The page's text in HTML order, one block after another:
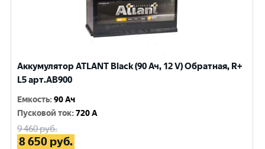
Аккумулятор ATLANT Black (90 Ач, 12 V) Обратная, R+
L5 арт.AB900
Емкость:90 Ач
Пусковой ток:720 A
9 460руб.
8 650 руб.